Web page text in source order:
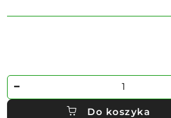
Ilość
Do koszyka